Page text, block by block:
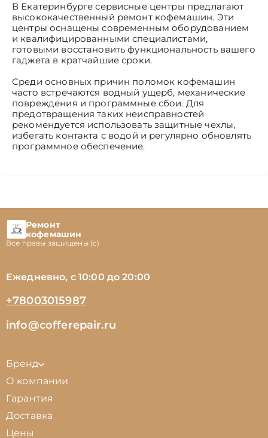
В Екатеринбурге сервисные центры предлагают
высококачественный ремонт кофемашин. Эти
центры оснащены современным оборудованием
и квалифицированными специалистами,
готовыми восстановить функциональность вашего
гаджета в кратчайшие сроки.
Среди основных причин поломок кофемашин
часто встречаются водный ущерб, механические
повреждения и программные сбои. Для
предотвращения таких неисправностей
рекомендуется использовать защитные чехлы,
избегать контакта с водой и регулярно обновлять
программное обеспечение.
Ремонт
кофемашин
Все правы защищены (с)
Ежедневно, с 10:00 до 20:00
+78003015987
info@cofferepair.ru
Бренд
О компании
Гарантия
Доставка
Цены